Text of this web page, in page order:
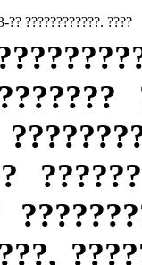
?? ????????????. ????